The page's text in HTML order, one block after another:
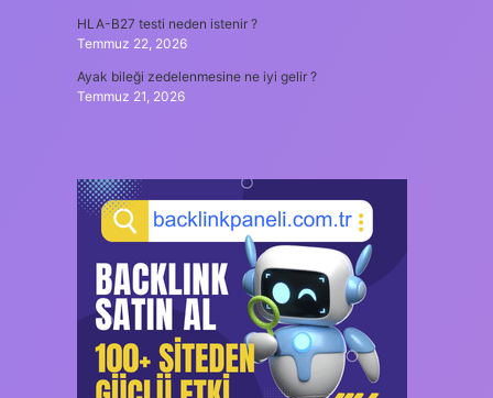
HLA-B27 testi neden istenir ?
Temmuz 22, 2026
Ayak bileği zedelenmesine ne iyi gelir ?
Temmuz 21, 2026